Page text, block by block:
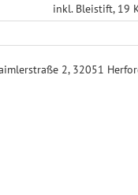
inkl. Bleistift, 19
2, 32051